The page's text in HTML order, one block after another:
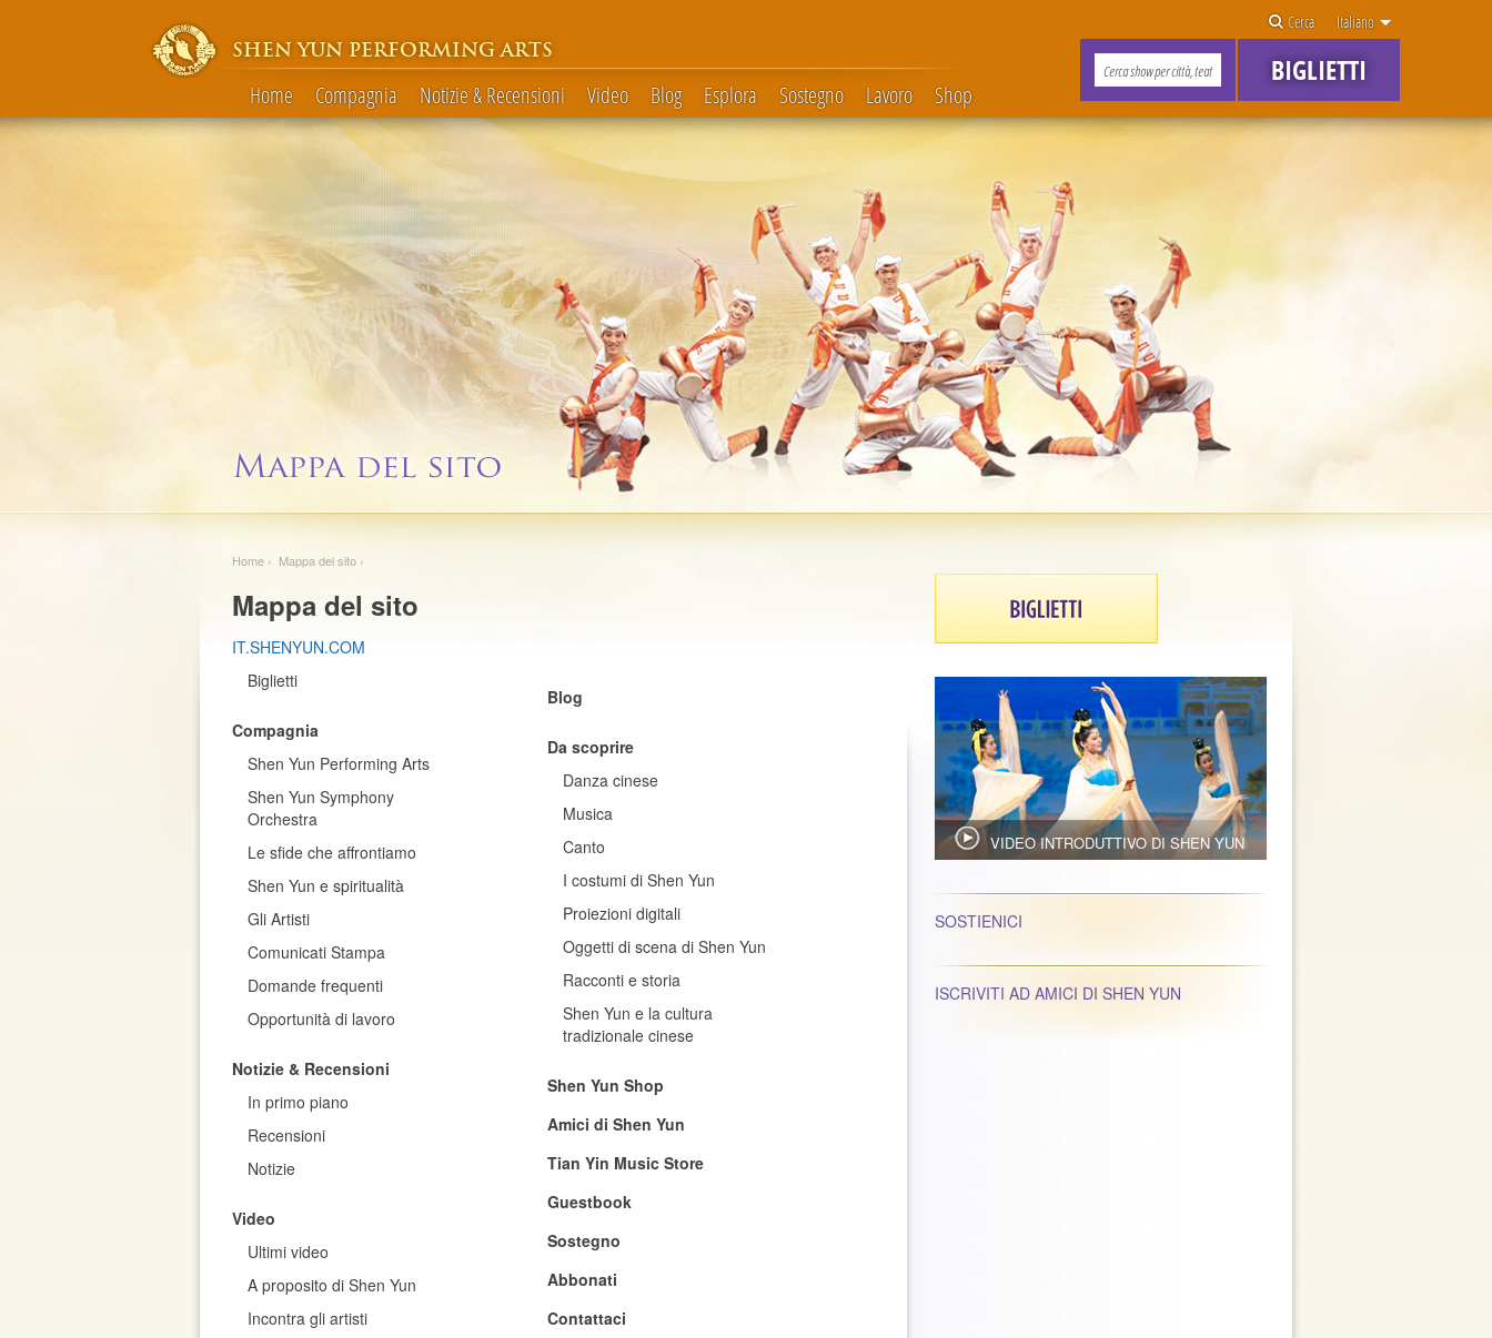
SHEN YUN PERFORMING ARTS
Home Compagnia Notizie & Recensioni Video Blog Esplora Sostegno Lavoro Shop
Italiano
Cerca
BIGLIETTI
Home › Mappa del sito ›
Mappa del sito
IT.SHENYUN.COM
Biglietti
Compagnia
Shen Yun Performing Arts
Shen Yun Symphony
Orchestra
Le sfide che affrontiamo
Shen Yun e spiritualità
Gli Artisti
Comunicati Stampa
Domande frequenti
Opportunità di lavoro
Notizie & Recensioni
In primo piano
Recensioni
Notizie
Video
Ultimi video
A proposito di Shen Yun
Incontra gli artisti
Blog
Da scoprire
Danza cinese
Musica
Canto
I costumi di Shen Yun
Proiezioni digitali
Oggetti di scena di Shen Yun
Racconti e storia
Shen Yun e la cultura
tradizionale cinese
Shen Yun Shop
Amici di Shen Yun
Tian Yin Music Store
Guestbook
Sostegno
Abbonati
Contattaci
VIDEO INTRODUTTIVO DI SHEN YUN
SOSTIENICI
ISCRIVITI AD AMICI DI SHEN YUN